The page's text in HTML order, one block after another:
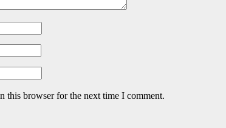
this browser for the next time I comment.